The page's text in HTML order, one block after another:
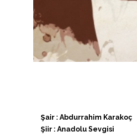
Şair : Abdurrahim Karakoç
Şiir : Anadolu Sevgisi